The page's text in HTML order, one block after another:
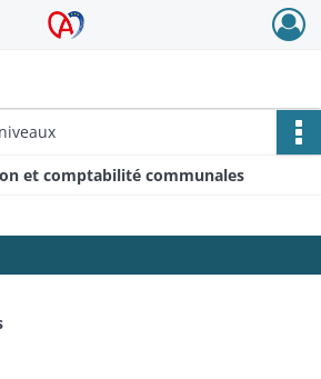
Archives Alsace - Colmar
et comptabilité communales